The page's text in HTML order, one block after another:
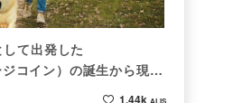
て出発した
コイン）の誕生から現在
証券性🐶
1.44k ALIS